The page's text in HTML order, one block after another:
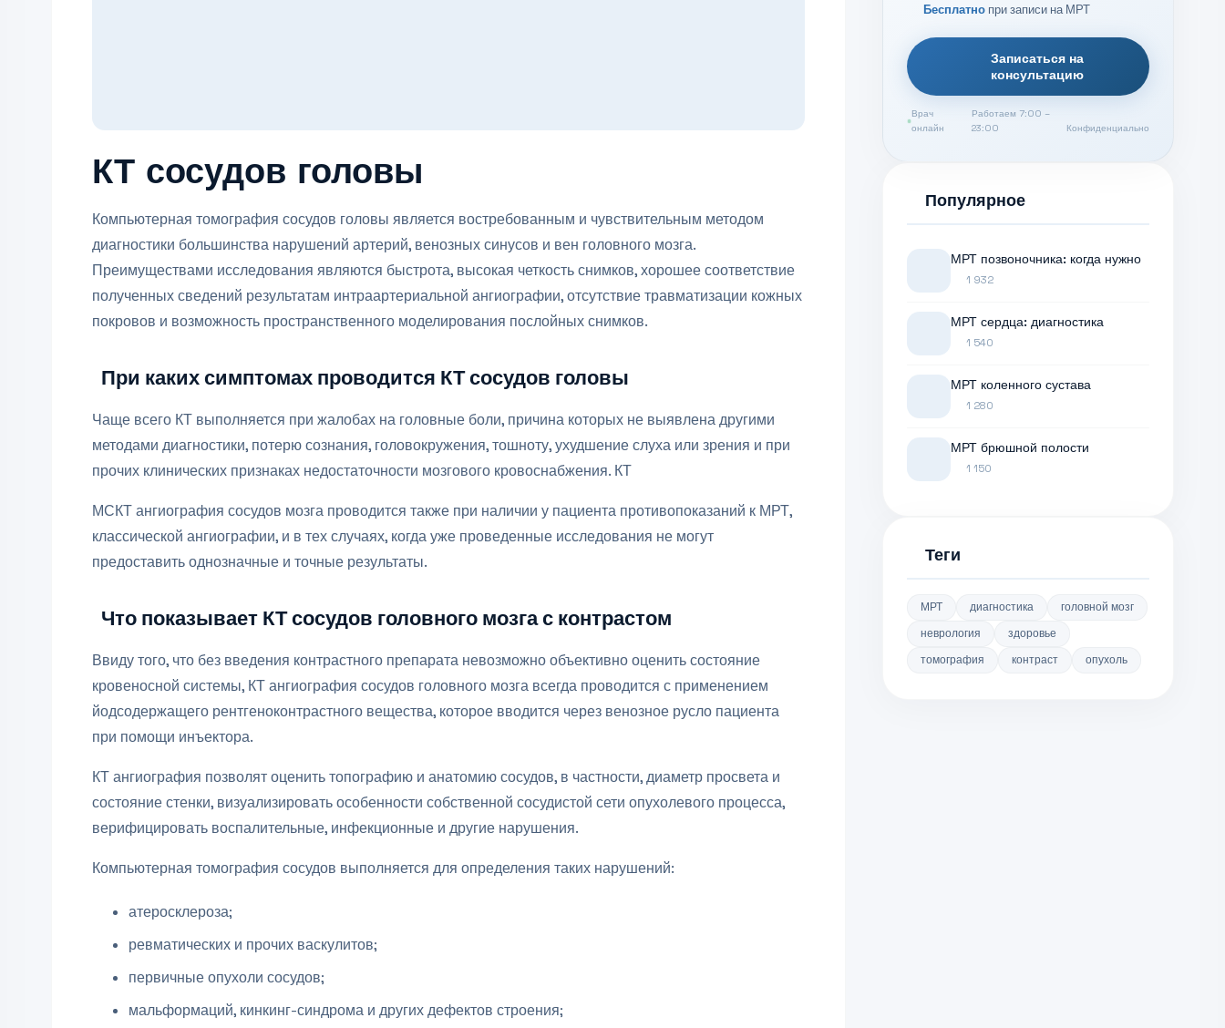
КТ сосудов головы
Компьютерная томография сосудов головы является востребованным и чувствительным методом
диагностики большинства нарушений артерий, венозных синусов и вен головного мозга.
Преимуществами исследования являются быстрота, высокая четкость снимков, хорошее соответствие
полученных сведений результатам интраартериальной ангиографии, отсутствие травматизации кожных
покровов и возможность пространственного моделирования послойных снимков.
При каких симптомах проводится КТ сосудов головы
Чаще всего КТ выполняется при жалобах на головные боли, причина которых не выявлена другими
методами диагностики, потерю сознания, головокружения, тошноту, ухудшение слуха или зрения и при
прочих клинических признаках недостаточности мозгового кровоснабжения. КТ
МСКТ ангиография сосудов мозга проводится также при наличии у пациента противопоказаний к МРТ,
классической ангиографии, и в тех случаях, когда уже проведенные исследования не могут
предоставить однозначные и точные результаты.
Что показывает КТ сосудов головного мозга с контрастом
Ввиду того, что без введения контрастного препарата невозможно объективно оценить состояние
кровеносной системы, КТ ангиография сосудов головного мозга всегда проводится с применением
йодсодержащего рентгеноконтрастного вещества, которое вводится через венозное русло пациента
при помощи инъектора.
КТ ангиография позволят оценить топографию и анатомию сосудов, в частности, диаметр просвета и
состояние стенки, визуализировать особенности собственной сосудистой сети опухолевого процесса,
верифицировать воспалительные, инфекционные и другие нарушения.
Компьютерная томография сосудов выполняется для определения таких нарушений:
атеросклероза;
ревматических и прочих васкулитов;
первичные опухоли сосудов;
мальформаций, кинкинг-синдрома и других дефектов строения;
Бесплатно при записи на МРТ
Записаться на
консультацию
Врач
онлайн
Работаем 7:00 –
23:00
Конфиденциально
Популярное
МРТ позвоночника: когда нужно
1 932
МРТ сердца: диагностика
1 540
МРТ коленного сустава
1 280
МРТ брюшной полости
1 150
Теги
МРТ диагностика
головной мозг
неврология
здоровье
томография
контраст опухоль